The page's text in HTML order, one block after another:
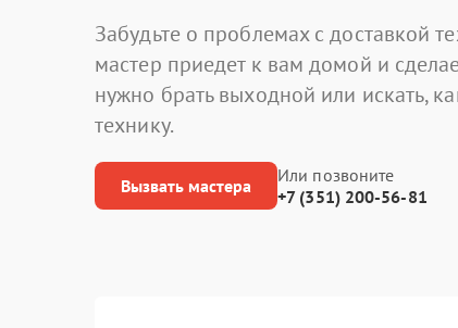
Забудьте о проблемах с доставкой
мастер приедет к вам домой и
нужно брать выходной или искать,
технику.
Вызвать мастера
Или позвоните
+7 (351) 200-56-81